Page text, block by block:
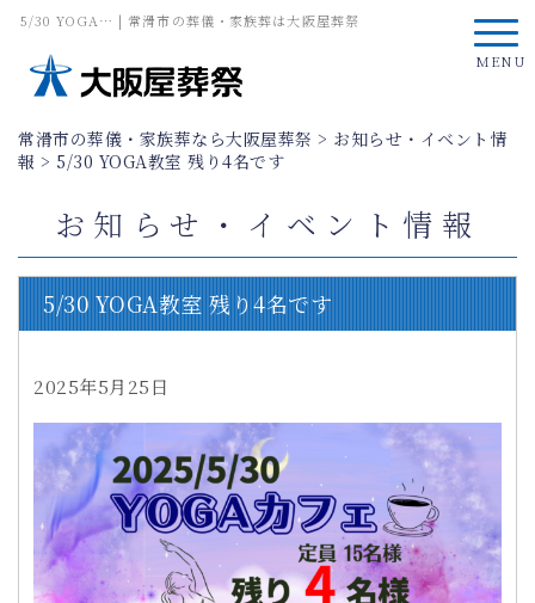
5/30 YOGA… | 常滑市の葬儀・家族葬は大阪屋葬祭
MENU
常滑市の葬儀・家族葬なら大阪屋葬祭 > お知らせ・イベント情
報 > 5/30 YOGA教室 残り4名です
お知らせ・イベント情報
5/30 YOGA教室 残り4名です
2025年5月25日